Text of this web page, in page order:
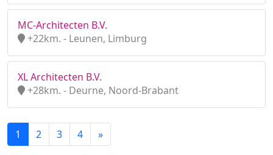
MC-Architecten B.V.
+22km. - Leunen, Limburg
XL Architecten B.V.
+28km. - Deurne, Noord-Brabant
1 2 3 4 »